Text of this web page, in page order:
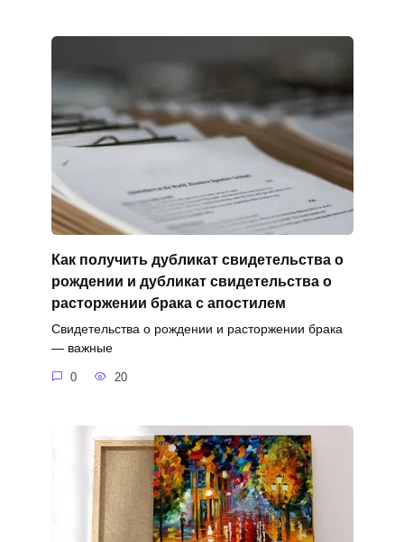
Как получить дубликат свидетельства о
рождении и дубликат свидетельства о
расторжении брака с апостилем
Свидетельства о рождении и расторжении брака
— важные
0 20